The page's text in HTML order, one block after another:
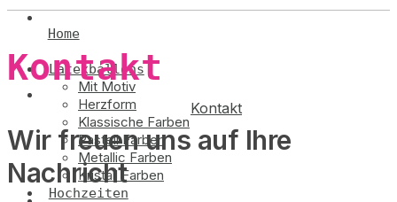
Kontakt
Home
Latexballons
Mit Motiv
Herzform
Klassische Farben
Pastell Farben
Metallic Farben
Kristall Farben
Hochzeiten
Kontakt
Wir freuen uns auf Ihre
Nachricht